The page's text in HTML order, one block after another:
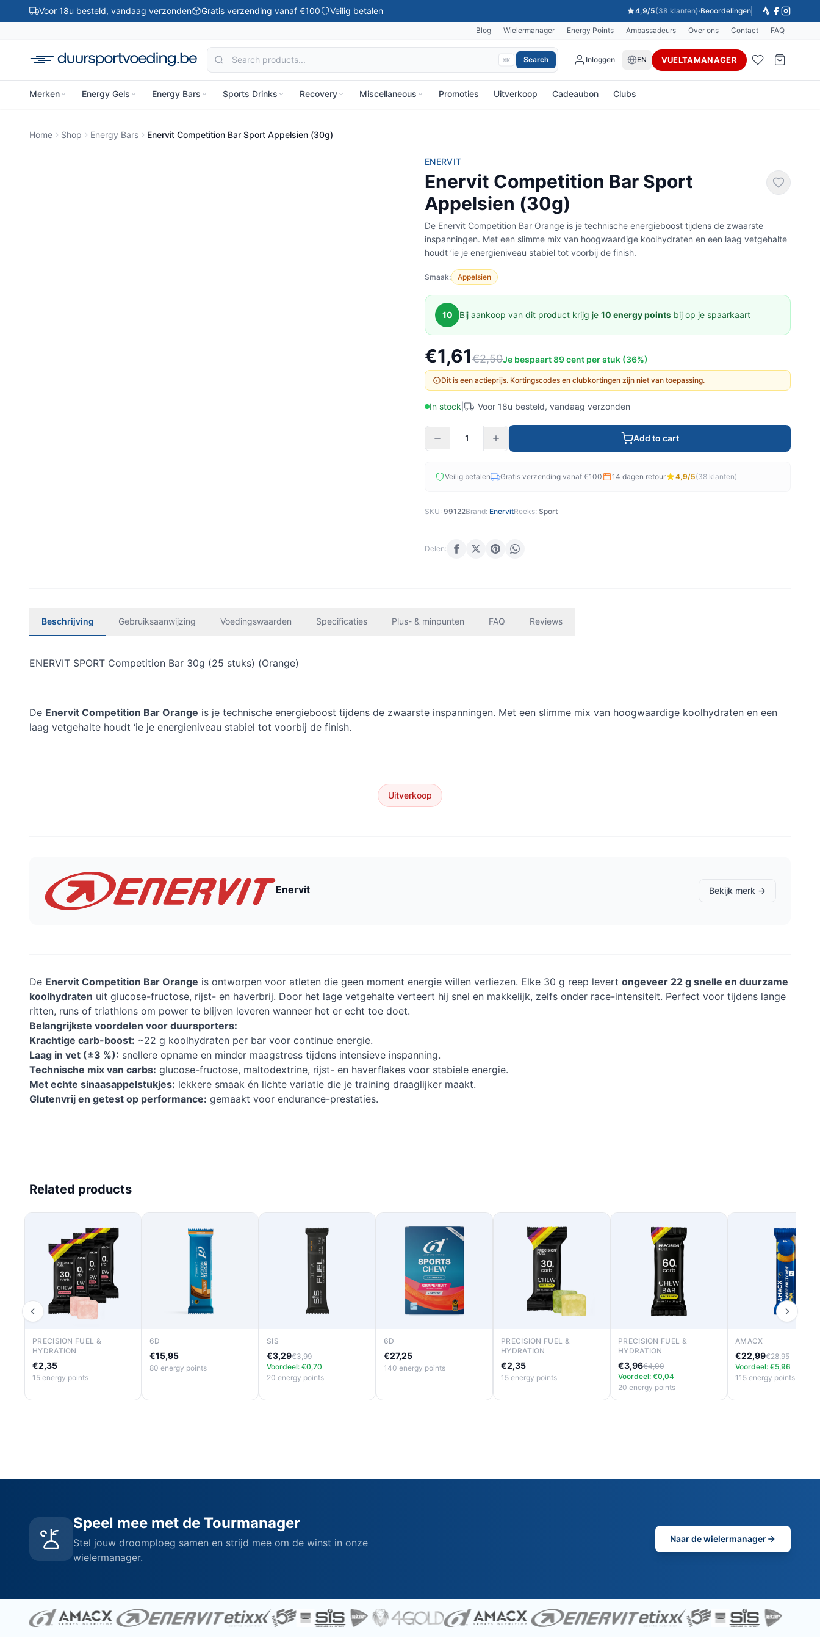
Ga naar inhoudVoor 18u besteld, vandaag verzonden Gratis verzending vanaf €100 Veilig betalen 4,9/5(38 klanten)·Beoordelingen
Blog Wielermanager Energy Points Ambassadeurs Over ons Contact FAQ
⌘K Search Inloggen EN VUELTAMANAGER
Merken Energy Gels Energy Bars Sports Drinks Recovery Miscellaneous Promoties Uitverkoop Cadeaubon Clubs
Home Shop Energy Bars Enervit Competition Bar Sport Appelsien (30g)
ENERVIT
Enervit Competition Bar Sport
Appelsien (30g)
De Enervit Competition Bar Orange is je technische energieboost tijdens de zwaarste
inspanningen. Met een slimme mix van hoogwaardige koolhydraten en een laag vetgehalte
houdt ‘ie je energieniveau stabiel tot voorbij de finish.
Smaak: Appelsien
10 Bij aankoop van dit product krijg je 10 energy points bij op je spaarkaart
€1,61€2,50Je bespaart 89 cent per stuk (36%)
Dit is een actieprijs. Kortingscodes en clubkortingen zijn niet van toepassing.
In stock Voor 18u besteld, vandaag verzonden
Add to cart
Veilig betalen Gratis verzending vanaf €100 14 dagen retour 4,9/5(38 klanten)
SKU: 99122Brand: EnervitReeks: Sport
Delen:
Beschrijving Gebruiksaanwijzing Voedingswaarden Specificaties Plus- & minpunten FAQ Reviews
ENERVIT SPORT Competition Bar 30g (25 stuks) (Orange)
De Enervit Competition Bar Orange is je technische energieboost tijdens de zwaarste inspanningen. Met een slimme mix van hoogwaardige koolhydraten en een
laag vetgehalte houdt ‘ie je energieniveau stabiel tot voorbij de finish.
Uitverkoop
Enervit Bekijk merk →
De Enervit Competition Bar Orange is ontworpen voor atleten die geen moment energie willen verliezen. Elke 30 g reep levert ongeveer 22 g snelle en duurzame
koolhydraten uit glucose-fructose, rijst- en haverbrij. Door het lage vetgehalte verteert hij snel en makkelijk, zelfs onder race-intensiteit. Perfect voor tijdens lange
ritten, runs of triathlons om power te blijven leveren wanneer het er echt toe doet.
Belangrijkste voordelen voor duursporters:
Krachtige carb-boost: ~22 g koolhydraten per bar voor continue energie.
Laag in vet (±3 %): snellere opname en minder maagstress tijdens intensieve inspanning.
Technische mix van carbs: glucose-fructose, maltodextrine, rijst- en haverflakes voor stabiele energie.
Met echte sinaasappelstukjes: lekkere smaak én lichte variatie die je training draaglijker maakt.
Glutenvrij en getest op performance: gemaakt voor endurance-prestaties.
Related products
PRECISION FUEL &
HYDRATION
€2,35
15 energy points
6D
€15,95
80 energy points
SIS
€3,29€3,99
Voordeel: €0,70
20 energy points
6D
€27,25
140 energy points
PRECISION FUEL &
HYDRATION
€2,35
15 energy points
PRECISION FUEL &
HYDRATION
€3,96€4,00
Voordeel: €0,04
20 energy points
AMACX
€22,99€28,95
Voordeel: €5,96
115 energy points
Speel mee met de Tourmanager
Stel jouw droomploeg samen en strijd mee om de winst in onze
wielermanager.
Naar de wielermanager